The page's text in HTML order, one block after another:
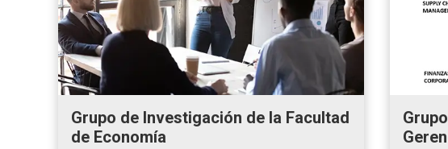
Grupo de Investigación de la Facultad
de Economía